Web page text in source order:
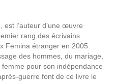
l’auteur d’une œuvre
rang des écrivains
Femina étranger en 2005
des hommes, du mariage,
pour son indépendance
guerre font de ce livre le